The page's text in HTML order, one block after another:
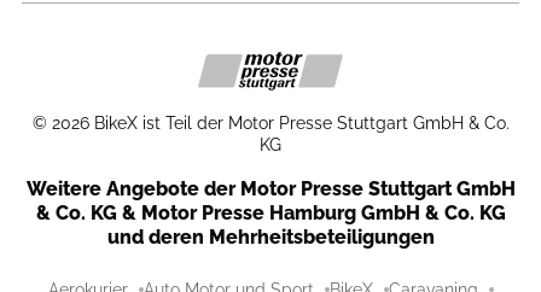
© 2026 BikeX ist Teil der Motor Presse Stuttgart GmbH & Co.
KG
Weitere Angebote der Motor Presse Stuttgart GmbH
& Co. KG & Motor Presse Hamburg GmbH & Co. KG
und deren Mehrheitsbeteiligungen